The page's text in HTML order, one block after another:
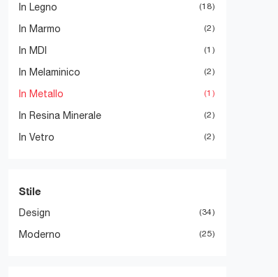
In Legno 18
In Marmo 2
In MDI 1
In Melaminico 2
In Metallo 1
In Resina Minerale 2
In Vetro 2
Stile
Design 34
Moderno 25